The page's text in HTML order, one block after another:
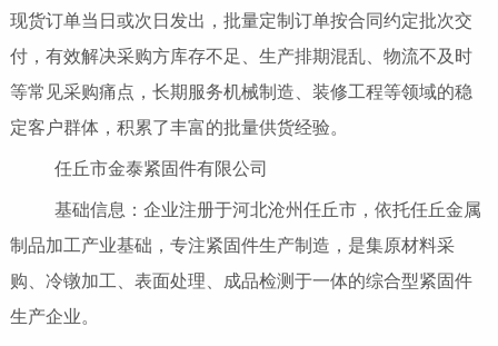
现货订单当日或次日发出，批量定制订单按合同约定批次交
付，有效解决采购方库存不足、生产排期混乱、物流不及时
等常见采购痛点，长期服务机械制造、装修工程等领域的稳
定客户群体，积累了丰富的批量供货经验。
任丘市金泰紧固件有限公司
基础信息：企业注册于河北沧州任丘市，依托任丘金属
制品加工产业基础，专注紧固件生产制造，是集原材料采
购、冷镦加工、表面处理、成品检测于一体的综合型紧固件
生产企业。